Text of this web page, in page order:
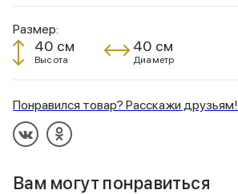
Размер:
40 см
Высота
40 см
Диаметр
Понравился товар? Расскажи друзьям!
Вам могут понравиться